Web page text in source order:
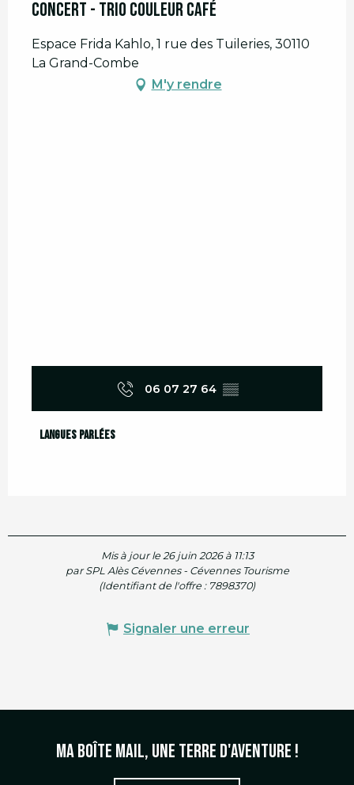
Concert - Trio couleur café
Espace Frida Kahlo, 1 rue des Tuileries, 30110
La Grand-Combe
M'y rendre
06 07 27 64 ▒▒
Langues parlées
Langues parlées
Mis à jour le 26 juin 2026 à 11:13
par SPL Alès Cévennes - Cévennes Tourisme
(Identifiant de l'offre : 7898370)
Signaler une erreur
Ma boîte mail, une terre d'aventure !